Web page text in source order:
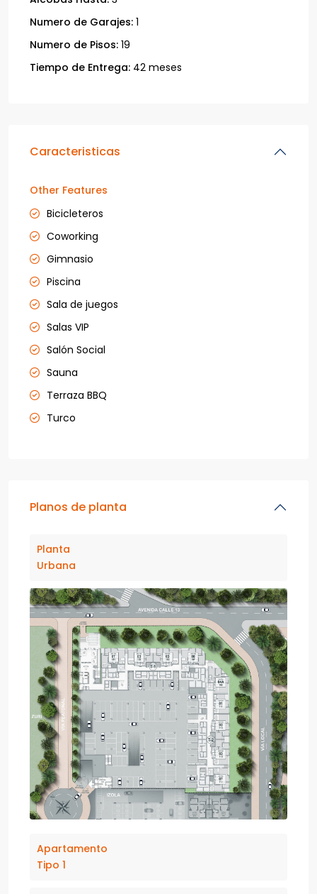
Numero de Garajes: 1
Numero de Pisos: 19
Tiempo de Entrega: 42 meses
Caracteristicas
Other Features
Bicicleteros
Coworking
Gimnasio
Piscina
Sala de juegos
Salas VIP
Salón Social
Sauna
Terraza BBQ
Turco
Planos de planta
Planta
Urbana
Apartamento
Tipo 1